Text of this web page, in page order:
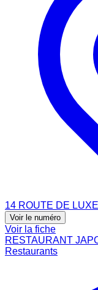
14 ROUTE DE
Voir le numéro
Voir la fiche
RESTAURANT
Restaurants